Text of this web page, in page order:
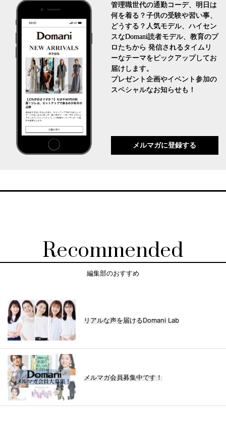
管理職世代の通勤コーデ、明日は
何を着る？子供の受験や習い事、
どうする？人気モデル、ハイセン
スなDomani読者モデル、教育のプ
ロたちから 発信されるタイムリ
ーなテーマをピックアップしてお
届けします。
プレゼント企画やイベント参加の
スペシャルなお知らせも！
メルマガに登録する
Recommended
編集部のおすすめ
リアルな声を届けるDomani Lab
メルマガ会員募集中です！